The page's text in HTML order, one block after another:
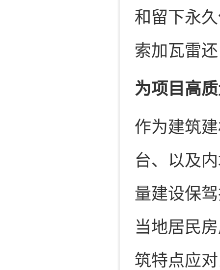
和留下永
索加瓦雷
为项目高
作为建筑
台、以及
量建设保
当地居民
筑特点应